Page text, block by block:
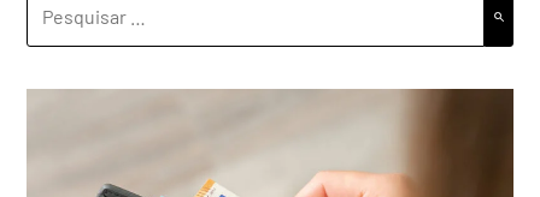
POR: